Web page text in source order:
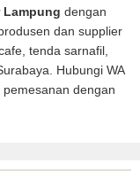
Lampung dengan
dan supplier
tenda sarnafil,
Hubungi WA
dengan